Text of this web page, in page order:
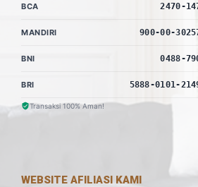
BCA 2470-
MANDIRI 900-00-
BNI 0488-
BRI 5888-0101-
Transaksi 100% Aman!
WEBSITE AFILIASI KAMI